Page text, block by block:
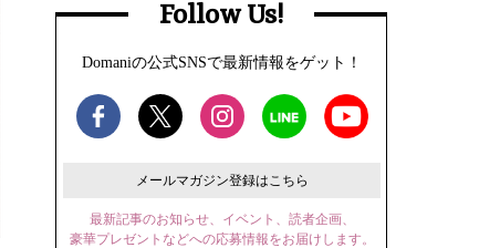
Follow Us!
Domaniの公式SNSで最新情報をゲット！
メールマガジン登録はこちら
最新記事のお知らせ、イベント、読者企画、
豪華プレゼントなどへの応募情報をお届けします。